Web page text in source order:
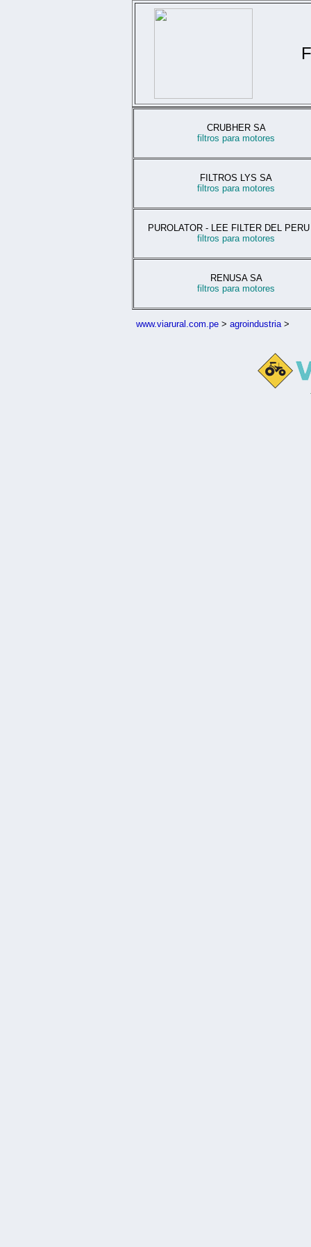
CRUBHER SA
filtros para motores
FILTROS LYS SA
filtros para motores
PUROLATOR - LEE FILTER DEL
filtros para motores
RENUSA SA
filtros para motores
www.viarural.com.pe > agroindustria>